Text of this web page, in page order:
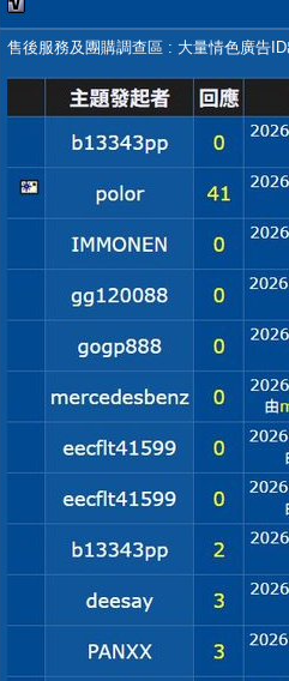
售後服務及團購調查區 : 大量情色廣告